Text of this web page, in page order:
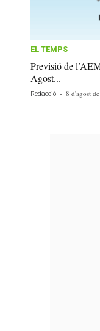
EL TEMPS
Previsió de
Agost...
Redacció - 8 d'agost